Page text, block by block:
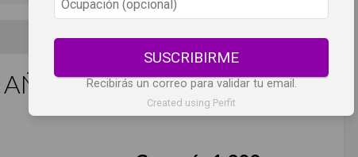
Y PREMIA ABIERTO A
SUSCRIBIRME
Recibirás un correo para validar tu email.
Created using Perfit